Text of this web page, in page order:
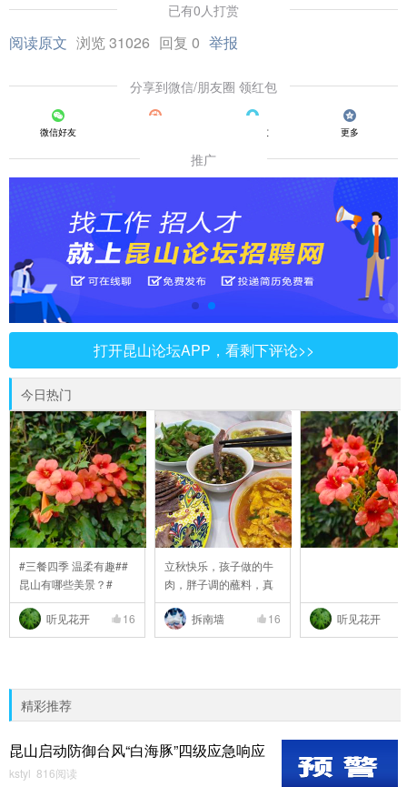
已有0人打赏
阅读原文 浏览 31026 回复 0 举报
分享到微信/朋友圈 领红包
微信好友 QQ好友 更多
推广
打开昆山论坛APP，看剩下评论>>
今日热门
#三餐四季 温柔有趣##
昆山有哪些美景？#
听见花开 16
立秋快乐，孩子做的牛
肉，胖子调的蘸料，真
..
拆南墙
16 听见花开
精彩推荐
昆山启动防御台风“白海豚”四级应急响应
kstyl 816阅读